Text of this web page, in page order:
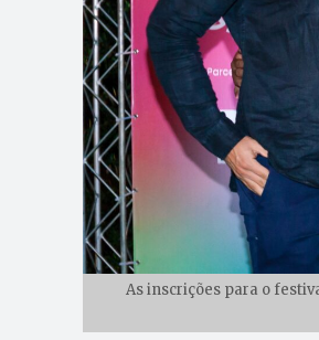
As inscrições para o